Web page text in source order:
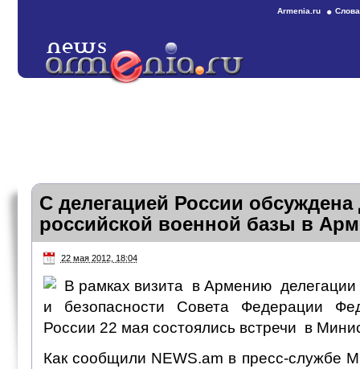
Armenia.ru
С делегацией России обсуждена
российской военной базы в
22 мая 2012, 18:04
В рамках визита в Армению
и безопасности Совета Федерации
России 22 мая состоялись встречи в
Как сообщили NEWS.am в пресс-службе